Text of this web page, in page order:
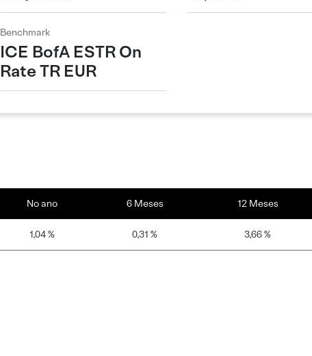
Benchmark
ICE BofA ESTR On
Rate TR EUR
No ano 6 Meses 12 Meses
1,04 % 0,31 % 3,66 %